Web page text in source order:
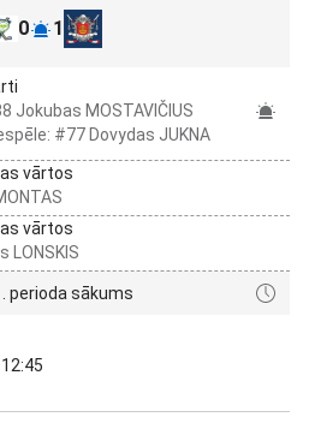
0 1
Jokubas MOSTAVIČIUS
#77 Dovydas JUKNA
vārtos
vārtos
LONSKIS
perioda sākums